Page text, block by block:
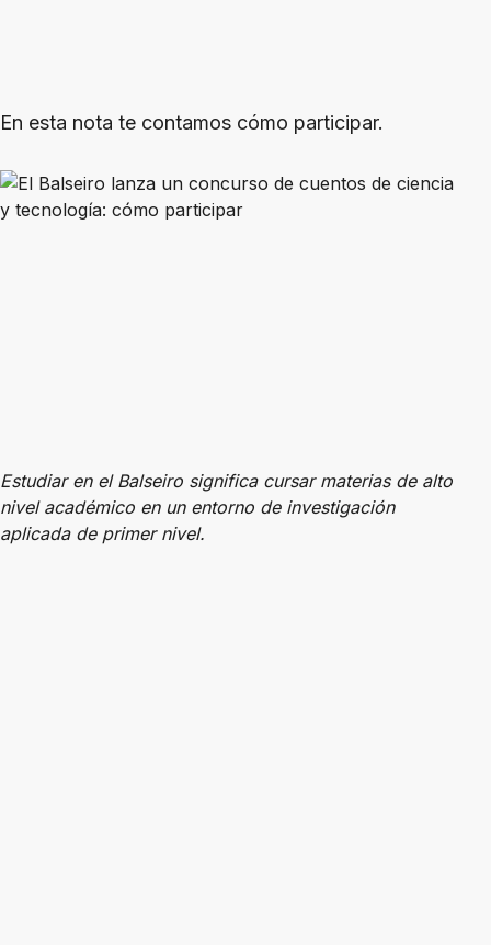
En esta nota te contamos cómo participar.
Estudiar en el Balseiro significa cursar materias de alto
nivel académico en un entorno de investigación
aplicada de primer nivel.